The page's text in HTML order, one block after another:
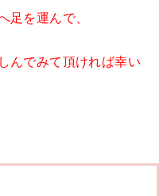
足を運んで、
んでみて頂ければ幸い